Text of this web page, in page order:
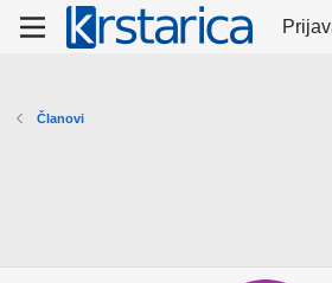
Članovi